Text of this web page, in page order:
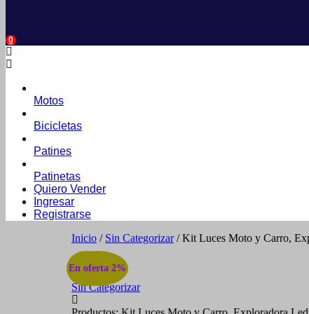
0
Motos
Bicicletas
Patines
Patinetas
Quiero Vender
Ingresar
Registrarse
Inicio / Sin Categorizar/ Kit Luces Moto y Carro,
Home
Sin Categorizar
¡Oferta!
En oferta 2%